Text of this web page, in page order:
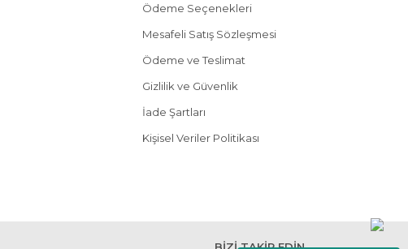
Ödeme Seçenekleri
Mesafeli Satış Sözleşmesi
Ödeme ve Teslimat
Gizlilik ve Güvenlik
İade Şartları
Kişisel Veriler Politikası